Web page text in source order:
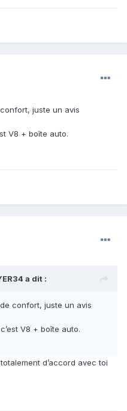
juste un avis
V8 + boîte auto.
a dit :
confort, juste un avis
V8 + boîte auto.
d’accord avec toi